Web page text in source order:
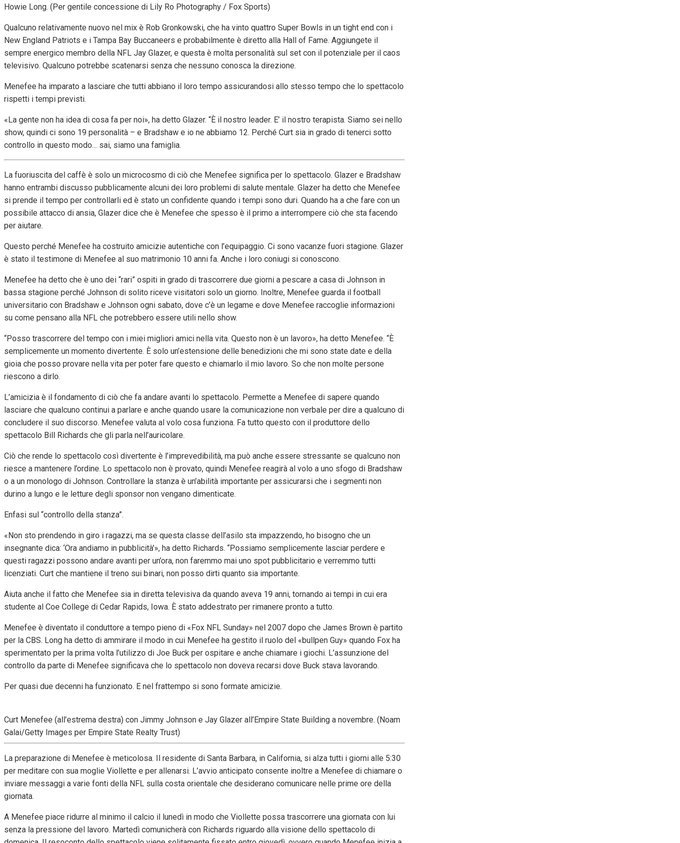
Howie Long. (Per gentile concessione di Lily Ro Photography / Fox Sports)
Qualcuno relativamente nuovo nel mix è Rob Gronkowski, che ha vinto quattro Super Bowls in un tight end con i
New England Patriots e i Tampa Bay Buccaneers e probabilmente è diretto alla Hall of Fame. Aggiungete il
sempre energico membro della NFL Jay Glazer, e questa è molta personalità sul set con il potenziale per il caos
televisivo. Qualcuno potrebbe scatenarsi senza che nessuno conosca la direzione.
Menefee ha imparato a lasciare che tutti abbiano il loro tempo assicurandosi allo stesso tempo che lo spettacolo
rispetti i tempi previsti.
«La gente non ha idea di cosa fa per noi», ha detto Glazer. “È il nostro leader. E’ il nostro terapista. Siamo sei nello
show, quindi ci sono 19 personalità – e Bradshaw e io ne abbiamo 12. Perché Curt sia in grado di tenerci sotto
controllo in questo modo… sai, siamo una famiglia.
La fuoriuscita del caffè è solo un microcosmo di ciò che Menefee significa per lo spettacolo. Glazer e Bradshaw
hanno entrambi discusso pubblicamente alcuni dei loro problemi di salute mentale. Glazer ha detto che Menefee
si prende il tempo per controllarli ed è stato un confidente quando i tempi sono duri. Quando ha a che fare con un
possibile attacco di ansia, Glazer dice che è Menefee che spesso è il primo a interrompere ciò che sta facendo
per aiutare.
Questo perché Menefee ha costruito amicizie autentiche con l’equipaggio. Ci sono vacanze fuori stagione. Glazer
è stato il testimone di Menefee al suo matrimonio 10 anni fa. Anche i loro coniugi si conoscono.
Menefee ha detto che è uno dei “rari” ospiti in grado di trascorrere due giorni a pescare a casa di Johnson in
bassa stagione perché Johnson di solito riceve visitatori solo un giorno. Inoltre, Menefee guarda il football
universitario con Bradshaw e Johnson ogni sabato, dove c’è un legame e dove Menefee raccoglie informazioni
su come pensano alla NFL che potrebbero essere utili nello show.
“Posso trascorrere del tempo con i miei migliori amici nella vita. Questo non è un lavoro», ha detto Menefee. “È
semplicemente un momento divertente. È solo un’estensione delle benedizioni che mi sono state date e della
gioia che posso provare nella vita per poter fare questo e chiamarlo il mio lavoro. So che non molte persone
riescono a dirlo.
L’amicizia è il fondamento di ciò che fa andare avanti lo spettacolo. Permette a Menefee di sapere quando
lasciare che qualcuno continui a parlare e anche quando usare la comunicazione non verbale per dire a qualcuno di
concludere il suo discorso. Menefee valuta al volo cosa funziona. Fa tutto questo con il produttore dello
spettacolo Bill Richards che gli parla nell’auricolare.
Ciò che rende lo spettacolo così divertente è l’imprevedibilità, ma può anche essere stressante se qualcuno non
riesce a mantenere l’ordine. Lo spettacolo non è provato, quindi Menefee reagirà al volo a uno sfogo di Bradshaw
o a un monologo di Johnson. Controllare la stanza è un’abilità importante per assicurarsi che i segmenti non
durino a lungo e le letture degli sponsor non vengano dimenticate.
Enfasi sul “controllo della stanza”.
«Non sto prendendo in giro i ragazzi, ma se questa classe dell’asilo sta impazzendo, ho bisogno che un
insegnante dica: ‘Ora andiamo in pubblicità'», ha detto Richards. “Possiamo semplicemente lasciar perdere e
questi ragazzi possono andare avanti per un’ora, non faremmo mai uno spot pubblicitario e verremmo tutti
licenziati. Curt che mantiene il treno sui binari, non posso dirti quanto sia importante.
Aiuta anche il fatto che Menefee sia in diretta televisiva da quando aveva 19 anni, tornando ai tempi in cui era
studente al Coe College di Cedar Rapids, Iowa. È stato addestrato per rimanere pronto a tutto.
Menefee è diventato il conduttore a tempo pieno di «Fox NFL Sunday» nel 2007 dopo che James Brown è partito
per la CBS. Long ha detto di ammirare il modo in cui Menefee ha gestito il ruolo del «bullpen Guy» quando Fox ha
sperimentato per la prima volta l’utilizzo di Joe Buck per ospitare e anche chiamare i giochi. L’assunzione del
controllo da parte di Menefee significava che lo spettacolo non doveva recarsi dove Buck stava lavorando.
Per quasi due decenni ha funzionato. E nel frattempo si sono formate amicizie.
Curt Menefee (all’estrema destra) con Jimmy Johnson e Jay Glazer all’Empire State Building a novembre. (Noam
Galai/Getty Images per Empire State Realty Trust)
La preparazione di Menefee è meticolosa. Il residente di Santa Barbara, in California, si alza tutti i giorni alle 5:30
per meditare con sua moglie Viollette e per allenarsi. L’avvio anticipato consente inoltre a Menefee di chiamare o
inviare messaggi a varie fonti della NFL sulla costa orientale che desiderano comunicare nelle prime ore della
giornata.
A Menefee piace ridurre al minimo il calcio il lunedì in modo che Viollette possa trascorrere una giornata con lui
senza la pressione del lavoro. Martedì comunicherà con Richards riguardo alla visione dello spettacolo di